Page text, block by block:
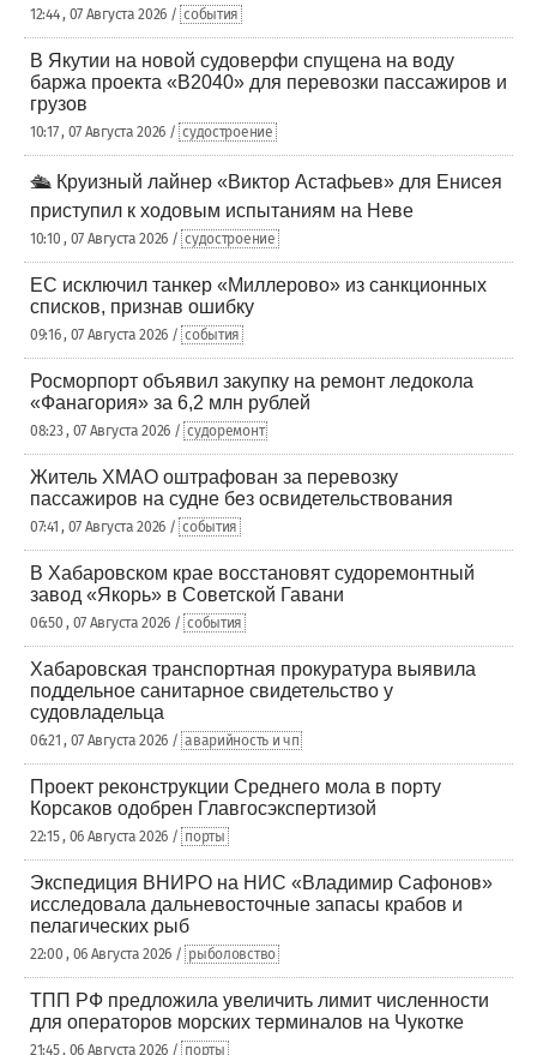
12:44 , 07 Августа 2026 / события
В Якутии на новой судоверфи спущена на воду
баржа проекта «В2040» для перевозки пассажиров и
грузов
10:17 , 07 Августа 2026 / судостроение
🛳️ Круизный лайнер «Виктор Астафьев» для Енисея
приступил к ходовым испытаниям на Неве
10:10 , 07 Августа 2026 / судостроение
ЕС исключил танкер «Миллерово» из санкционных
списков, признав ошибку
09:16 , 07 Августа 2026 / события
Росморпорт объявил закупку на ремонт ледокола
«Фанагория» за 6,2 млн рублей
08:23 , 07 Августа 2026 / судоремонт
Житель ХМАО оштрафован за перевозку
пассажиров на судне без освидетельствования
07:41 , 07 Августа 2026 / события
В Хабаровском крае восстановят судоремонтный
завод «Якорь» в Советской Гавани
06:50 , 07 Августа 2026 / события
Хабаровская транспортная прокуратура выявила
поддельное санитарное свидетельство у
судовладельца
06:21 , 07 Августа 2026 / аварийность и чп
Проект реконструкции Среднего мола в порту
Корсаков одобрен Главгосэкспертизой
22:15 , 06 Августа 2026 / порты
Экспедиция ВНИРО на НИС «Владимир Сафонов»
исследовала дальневосточные запасы крабов и
пелагических рыб
22:00 , 06 Августа 2026 / рыболовство
ТПП РФ предложила увеличить лимит численности
для операторов морских терминалов на Чукотке
21:45 , 06 Августа 2026 / порты